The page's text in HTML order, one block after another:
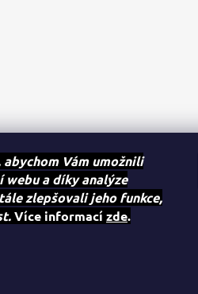
Vám umožnili
a díky analýze
zlepšovali jeho funkce,
Více informací zde.